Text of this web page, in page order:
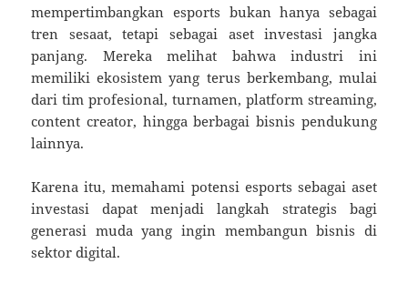
mempertimbangkan esports bukan hanya sebagai
tren sesaat, tetapi sebagai aset investasi jangka
panjang. Mereka melihat bahwa industri ini
memiliki ekosistem yang terus berkembang, mulai
dari tim profesional, turnamen, platform streaming,
content creator, hingga berbagai bisnis pendukung
lainnya.
Karena itu, memahami potensi esports sebagai aset
investasi dapat menjadi langkah strategis bagi
generasi muda yang ingin membangun bisnis di
sektor digital.